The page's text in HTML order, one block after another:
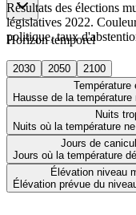
Horizon temporel
2030 2050
2100
Température
Hausse de la
Nuits
Nuits où la température
Jours de
Jours où la température
Élévation niveau
Élévation prévue du
Résultats des élections
législatives 2022.
politique, taux